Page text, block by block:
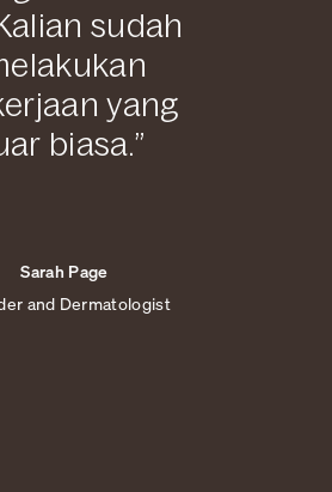
sudah
yang
biasa.”
Sarah Page
and Dermatologist